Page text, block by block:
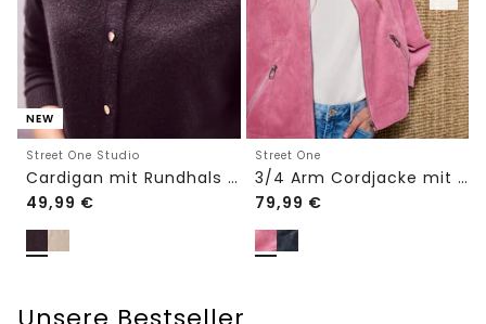
NEW
Street One Studio
Cardigan mit Rundhals und Knöpfen
49,99 €
Street One
3/4 Arm Cordjacke mit Hemdkragen
79,99 €